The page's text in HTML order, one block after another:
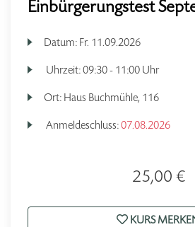
Einbürgerungstest
Datum: Fr. 11.09.2026
Uhrzeit:09:30 - 11:00 Uhr
Ort: Haus Buchmühle, 116
Anmeldeschluss:07.08.2026
25,00 €
KURS